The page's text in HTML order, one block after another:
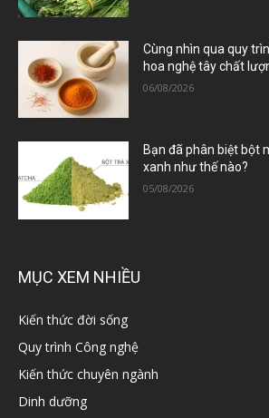
Cùng nhìn qua quy
hoa nghệ tây chất
06/08/2026
Bạn đã phân biệt bột
xanh như thế nào?
05/08/2026
MỤC XEM NHIỀU
Kiến thức đời sống
Quy trình Công nghệ
Kiến thức chuyên ngành
Dinh dưỡng